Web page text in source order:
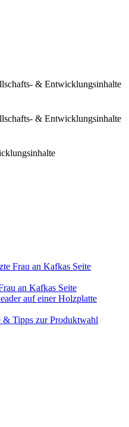
& Entwicklungsinhalte
& Entwicklungsinhalte
an Kafkas Seite
Tipps zur Produktwahl